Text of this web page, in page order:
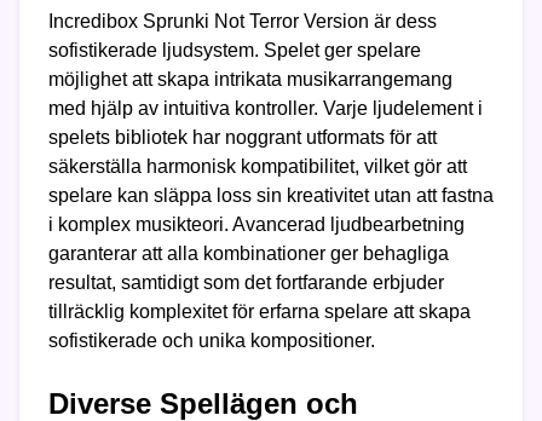
Incredibox Sprunki Not Terror Version är dess
sofistikerade ljudsystem. Spelet ger spelare
möjlighet att skapa intrikata musikarrangemang
med hjälp av intuitiva kontroller. Varje ljudelement i
spelets bibliotek har noggrant utformats för att
säkerställa harmonisk kompatibilitet, vilket gör att
spelare kan släppa loss sin kreativitet utan att fastna
i komplex musikteori. Avancerad ljudbearbetning
garanterar att alla kombinationer ger behagliga
resultat, samtidigt som det fortfarande erbjuder
tillräcklig komplexitet för erfarna spelare att skapa
sofistikerade och unika kompositioner.
Diverse Spellägen och